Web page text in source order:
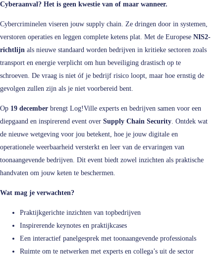
Cyberaanval? Het is geen kwestie van of maar wanneer.
Cybercriminelen viseren jouw supply chain. Ze dringen door in systemen,
verstoren operaties en leggen complete ketens plat. Met de Europese NIS2-
richtlijn als nieuwe standaard worden bedrijven in kritieke sectoren zoals
transport en energie verplicht om hun beveiliging drastisch op te
schroeven. De vraag is niet óf je bedrijf risico loopt, maar hoe ernstig de
gevolgen zullen zijn als je niet voorbereid bent.
Op 19 december brengt Log!Ville experts en bedrijven samen voor een
diepgaand en inspirerend event over Supply Chain Security. Ontdek wat
de nieuwe wetgeving voor jou betekent, hoe je jouw digitale en
operationele weerbaarheid versterkt en leer van de ervaringen van
toonaangevende bedrijven. Dit event biedt zowel inzichten als praktische
handvaten om jouw keten te beschermen.
Wat mag je verwachten?
Praktijkgerichte inzichten van topbedrijven
Inspirerende keynotes en praktijkcases
Een interactief panelgesprek met toonaangevende professionals
Ruimte om te netwerken met experts en collega’s uit de sector